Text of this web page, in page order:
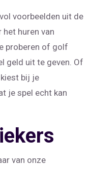
voorbeelden uit de
huren van
proberen of golf
geld uit te geven. Of
bij je
je spel echt kan
van onze